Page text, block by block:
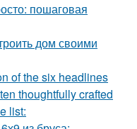
пошаговая
дом своими
of the six headlines
thoughtfully crafted
list: